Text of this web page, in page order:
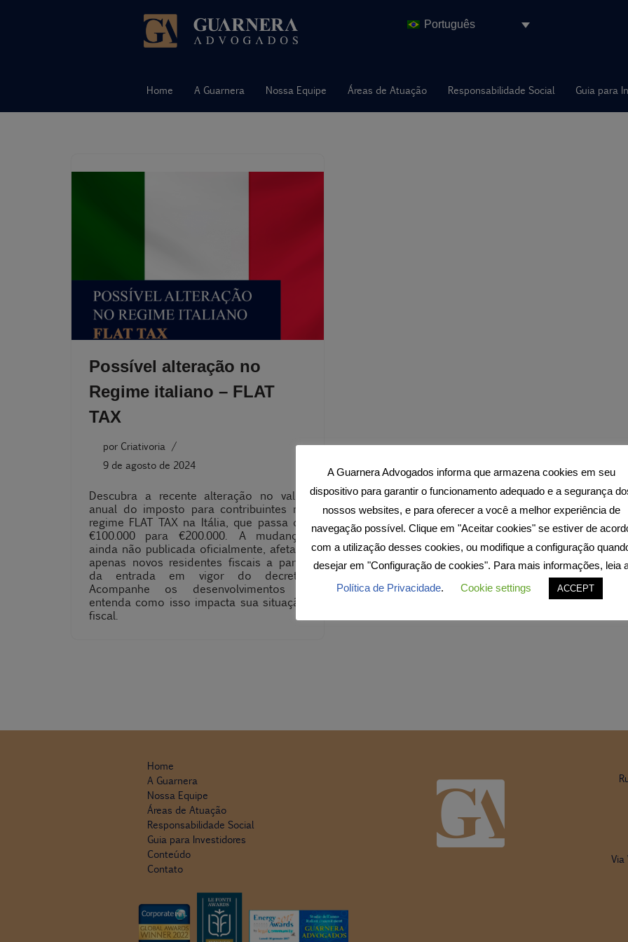
Português
Home A Guarnera Nossa Equipe Áreas de Atuação Responsabilidade Social Guia para
Possível alteração no
Regime italiano – FLAT
TAX
por Criativoria
9 de agosto de 2024
Descubra a recente alteração no valor
anual do imposto para contribuintes no
regime FLAT TAX na Itália, que passa de
€100.000 para €200.000. A mudança,
ainda não publicada oficialmente, afetará
apenas novos residentes fiscais a partir
da entrada em vigor do decreto.
Acompanhe os desenvolvimentos e
entenda como isso impacta sua situação
fiscal.
Home
A Guarnera
Nossa Equipe
Áreas de Atuação
Responsabilidade Social
Guia para Investidores
Conteúdo
Contato
Via
A Guarnera Advogados informa que armazena cookies em seu
dispositivo para garantir o funcionamento adequado e a segurança
nossos websites, e para oferecer a você a melhor experiência de
navegação possível. Clique em "Aceitar cookies" se estiver de
com a utilização desses cookies, ou modifique a configuração
desejar em "Configuração de cookies". Para mais informações, leia
Política de Privacidade. Cookie settings ACCEPT